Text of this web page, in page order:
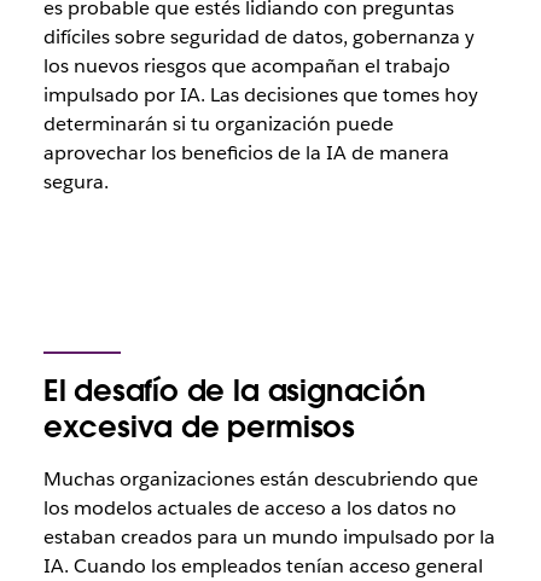
es probable que estés lidiando con preguntas
difíciles sobre seguridad de datos, gobernanza y
los nuevos riesgos que acompañan el trabajo
impulsado por IA. Las decisiones que tomes hoy
determinarán si tu organización puede
aprovechar los beneficios de la IA de manera
segura.
El desafío de la asignación
excesiva de permisos
Muchas organizaciones están descubriendo que
los modelos actuales de acceso a los datos no
estaban creados para un mundo impulsado por la
IA. Cuando los empleados tenían acceso general